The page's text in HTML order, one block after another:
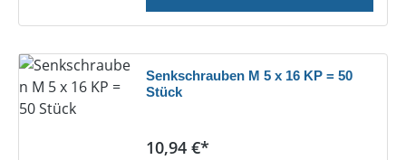
Senkschrauben M 5 x 16 KP = 50
Stück
Regulärer Preis:
10,94 €*